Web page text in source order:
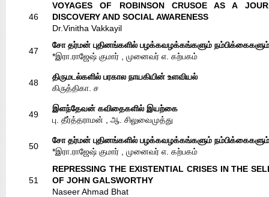
46
VOYAGES OF ROBINSON CRUSOE AS A
DISCOVERY AND SOCIAL AWARENESS
Dr.Vinitha Vakkayil
47
சோ தர்மன் புதினங்களில் பழக்கவழக்கங்களும் நம்பிக்கைகளும்
*இரா.ராஜேஷ் குமார் , முனைவர் எ. கற்பகம்
48
திருமடல்களில் பரகால நாயகியின் உளவியல்
கிருத்திகா. ச
49
இளந்தேவன் கவிதைகளில் இயற்கை
பு. தீர்த்தராமன் , ஆ. சிலுவைமுத்து
50
சோ தர்மன் புதினங்களில் பழக்கவழக்கங்களும் நம்பிக்கைகளும்
*இரா.ராஜேஷ் குமார் , முனைவர் எ. கற்பகம்
51
REPRESSING THE EXISTENTIAL CRISES IN THE
OF JOHN GALSWORTHY
Naseer Ahmad Bhat